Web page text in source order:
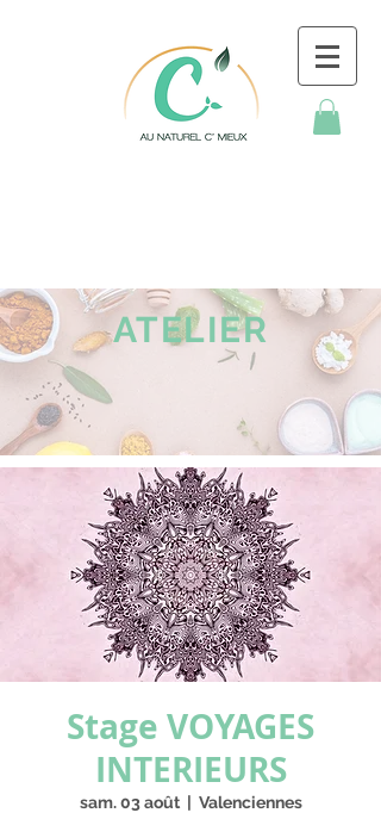
ATELIER
Stage VOYAGES
INTERIEURS
sam. 03 août
  |
Valenciennes